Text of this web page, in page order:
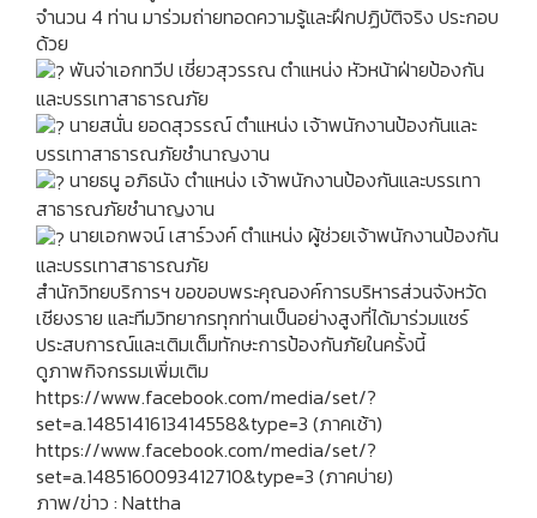
จำนวน 4 ท่าน มาร่วมถ่ายทอดความรู้และฝึกปฏิบัติจริง ประกอบ
ด้วย
พันจ่าเอกทวีป เชี่ยวสุวรรณ ตำแหน่ง หัวหน้าฝ่ายป้องกัน
และบรรเทาสาธารณภัย
นายสนั่น ยอดสุวรรณ์ ตำแหน่ง เจ้าพนักงานป้องกันและ
บรรเทาสาธารณภัยชำนาญงาน
นายธนู อภิธนัง ตำแหน่ง เจ้าพนักงานป้องกันและบรรเทา
สาธารณภัยชำนาญงาน
นายเอกพจน์ เสาร์วงค์ ตำแหน่ง ผู้ช่วยเจ้าพนักงานป้องกัน
และบรรเทาสาธารณภัย
สำนักวิทยบริการฯ ขอขอบพระคุณองค์การบริหารส่วนจังหวัด
เชียงราย และทีมวิทยากรทุกท่านเป็นอย่างสูงที่ได้มาร่วมแชร์
ประสบการณ์และเติมเต็มทักษะการป้องกันภัยในครั้งนี้
ดูภาพกิจกรรมเพิ่มเติม
https://www.facebook.com/media/set/?
set=a.1485141613414558&type=3 (ภาคเช้า)
https://www.facebook.com/media/set/?
set=a.1485160093412710&type=3 (ภาคบ่าย)
ภาพ/ข่าว : Nattha